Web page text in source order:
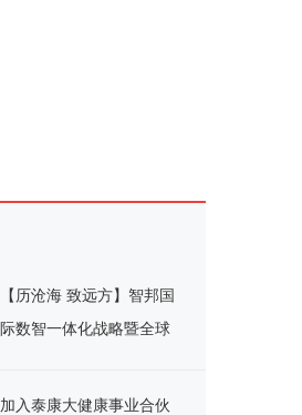
【历沧海 致远方】智邦国
际数智一体化战略暨全球
启
加入泰康大健康事业合伙